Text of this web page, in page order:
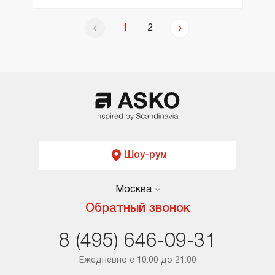
1 2
Шоу-рум
Москва
Обратный звонок
Москва
Ежедневно с 10:00 до 21:00
8 (495) 646-09-31